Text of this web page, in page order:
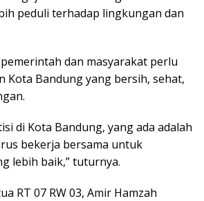
peduli terhadap lingkungan dan
dan masyarakat perlu
Kota Bandung yang bersih, sehat,
di Kota Bandung, yang ada adalah
bekerja bersama untuk
lebih baik,” tuturnya.
RT 07 RW 03, Amir Hamzah